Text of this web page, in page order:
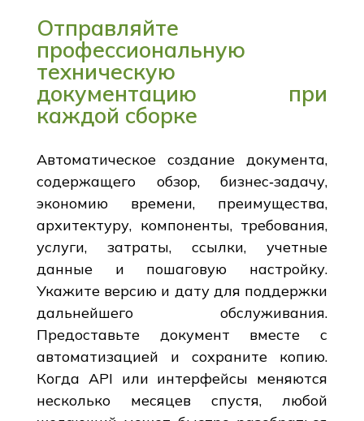
Отправляйте
профессиональную
техническую
документацию при
каждой сборке
Автоматическое создание документа,
содержащего обзор, бизнес‑задачу,
экономию времени, преимущества,
архитектуру, компоненты, требования,
услуги, затраты, ссылки, учетные
данные и пошаговую настройку.
Укажите версию и дату для поддержки
дальнейшего обслуживания.
Предоставьте документ вместе с
автоматизацией и сохраните копию.
Когда API или интерфейсы меняются
несколько месяцев спустя, любой